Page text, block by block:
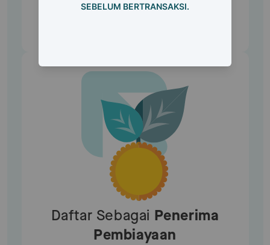
SEBELUM BERTRANSAKSI.
Daftar Sebagai Penerima
Pembiayaan